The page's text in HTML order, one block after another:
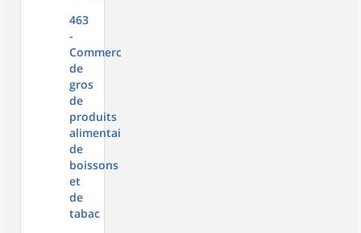
463
-
Commerce
de
gros
de
produits
alimentaires,
de
boissons
et
de
tabac